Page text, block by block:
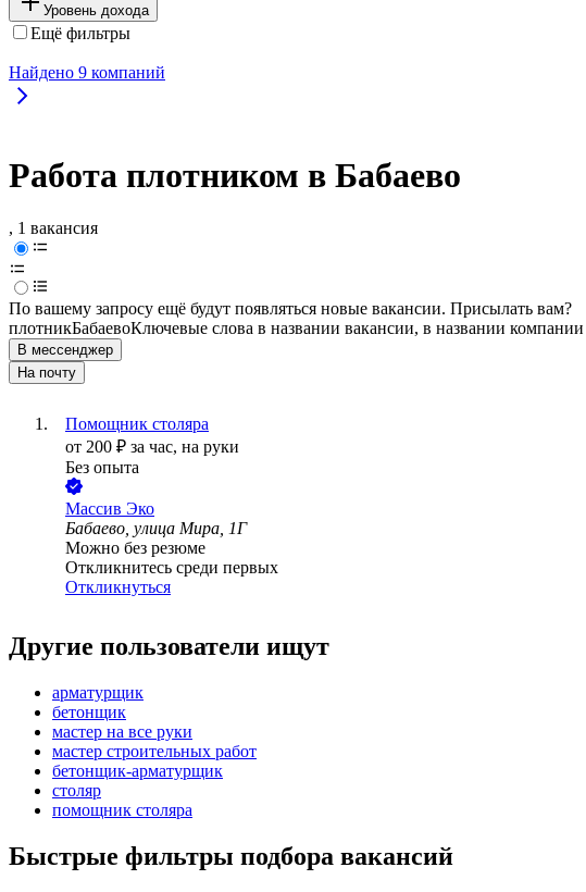
Уровень дохода
Ещё фильтры
Найдено 9 компаний
Работа плотником в Бабаево
, 1 вакансия
По вашему запросу ещё будут появляться новые вакансии. Присылать вам?
плотникБабаевоКлючевые слова в названии вакансии, в названии
В мессенджер
На почту
Помощник столяра
от 200 ₽ за час, на руки
Без опыта
Массив Эко
Бабаево, улица Мира, 1Г
Можно без резюме
Откликнитесь среди первых
Откликнуться
Другие пользователи ищут
арматурщик
бетонщик
мастер на все руки
мастер строительных работ
бетонщик-арматурщик
столяр
помощник столяра
Быстрые фильтры подбора вакансий